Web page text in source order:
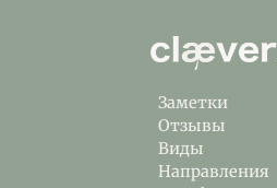
Заметки
Отзывы
Виды
Направления